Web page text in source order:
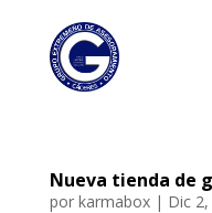
Nueva tienda de
por karmabox| Dic